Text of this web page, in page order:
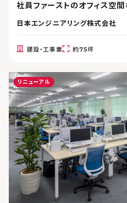
社員ファーストのオフィス空
日本エンジニアリング株式会社
建設・工事業 約75坪
リニューアル